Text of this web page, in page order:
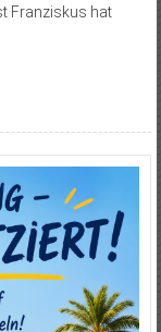
Franziskus hat